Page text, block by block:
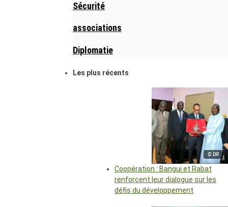
Sécurité
associations
Diplomatie
Les plus récents
© DR
Coopération : Bangui et Rabat
renforcent leur dialogue sur les
défis du développement